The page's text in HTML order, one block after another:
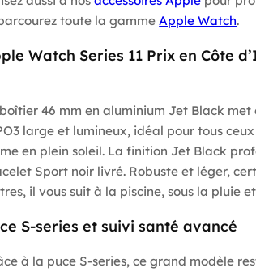
toute la gammeApple Watch.
Watch Series 11 Prix en Côte
46 mm en aluminium Jet Black
large et lumineux, idéal pour tous
en plein soleil. La finition Jet Black
Sport noir livré. Robuste et léger,
il vous suit à la piscine, sous la pluie
S-series et suivi santé avancé
à la puce S-series, ce grand modèle